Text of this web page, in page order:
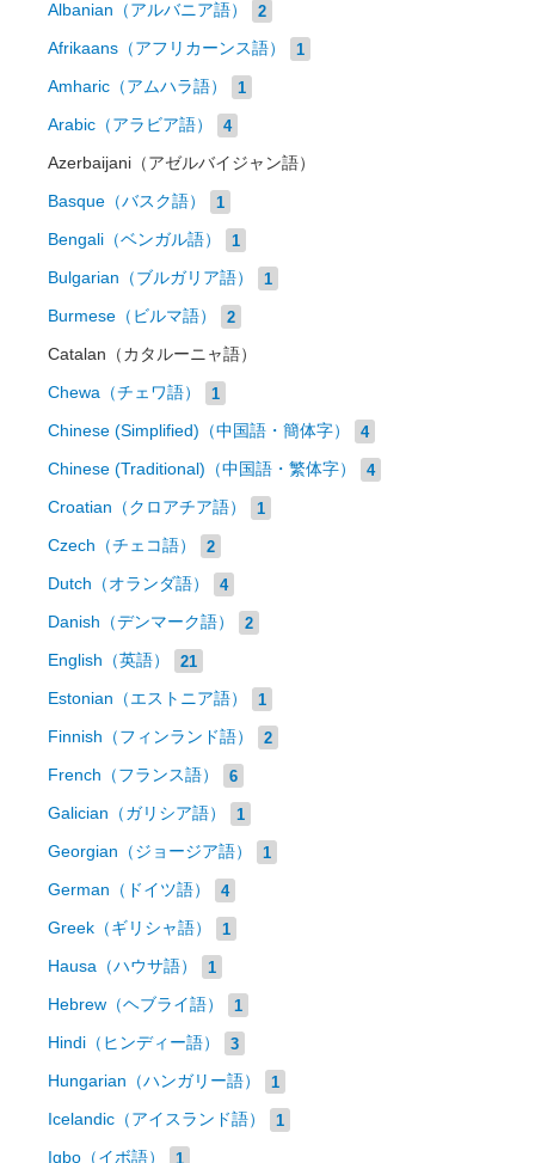
Albanian（アルバニア語） 2
Afrikaans（アフリカーンス語） 1
Amharic（アムハラ語） 1
Arabic（アラビア語） 4
Azerbaijani（アゼルバイジャン語）
Basque（バスク語） 1
Bengali（ベンガル語） 1
Bulgarian（ブルガリア語） 1
Burmese（ビルマ語） 2
Catalan（カタルーニャ語）
Chewa（チェワ語） 1
Chinese (Simplified)（中国語・簡体字） 4
Chinese (Traditional)（中国語・繁体字） 4
Croatian（クロアチア語） 1
Czech（チェコ語） 2
Dutch（オランダ語） 4
Danish（デンマーク語） 2
English（英語） 21
Estonian（エストニア語） 1
Finnish（フィンランド語） 2
French（フランス語） 6
Galician（ガリシア語） 1
Georgian（ジョージア語） 1
German（ドイツ語） 4
Greek（ギリシャ語） 1
Hausa（ハウサ語） 1
Hebrew（ヘブライ語） 1
Hindi（ヒンディー語） 3
Hungarian（ハンガリー語） 1
Icelandic（アイスランド語） 1
Igbo（イボ語） 1